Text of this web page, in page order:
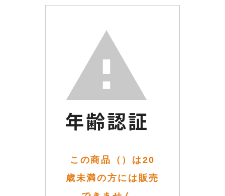
この商品（）は20
歳未満の方には販売